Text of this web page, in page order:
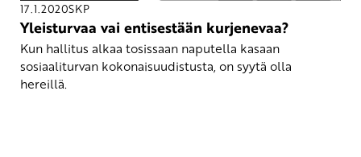
17.1.2020SKP
Yleisturvaa vai entisestään kurjenevaa?
Kun hallitus alkaa tosissaan naputella kasaan
sosiaaliturvan kokonaisuudistusta, on syytä olla
hereillä.